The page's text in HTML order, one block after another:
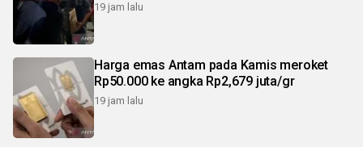
19 jam lalu
Harga emas Antam pada Kamis meroket
Rp50.000 ke angka Rp2,679 juta/gr
19 jam lalu